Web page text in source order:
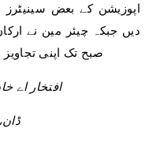
اپوزیشن کے بعض سینیٹرز
دیں جبکہ چیئر مین نے
صبح تک اپنی
افتخار اے
ڈان،